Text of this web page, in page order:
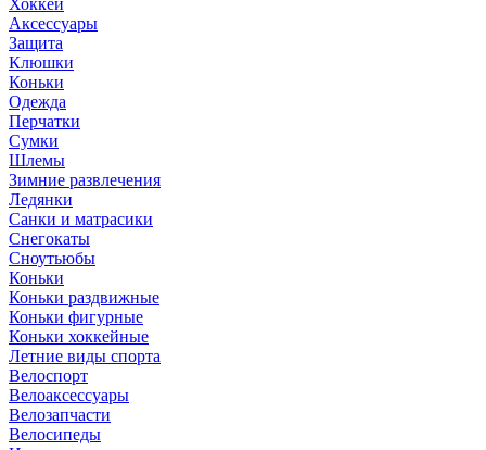
Хоккей
Аксессуары
Защита
Клюшки
Коньки
Одежда
Перчатки
Сумки
Шлемы
Зимние развлечения
Ледянки
Санки и матрасики
Снегокаты
Сноутьюбы
Коньки
Коньки раздвижные
Коньки фигурные
Коньки хоккейные
Летние виды спорта
Велоспорт
Велоаксессуары
Велозапчасти
Велосипеды